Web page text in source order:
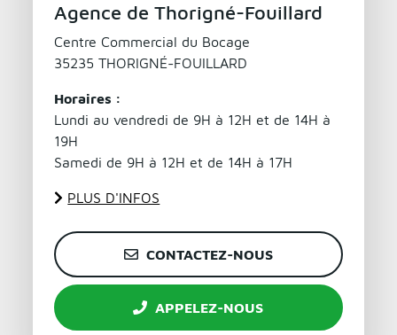
Agence de Thorigné-Fouillard
Centre Commercial du Bocage
35235 THORIGNÉ-FOUILLARD
Horaires :
Lundi au vendredi de 9H à 12H et de 14H à
19H
Samedi de 9H à 12H et de 14H à 17H
PLUS D'INFOS
CONTACTEZ-NOUS
APPELEZ-NOUS